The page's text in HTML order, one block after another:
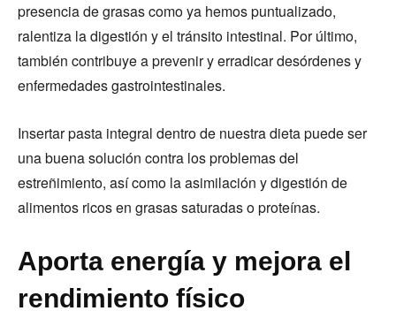
presencia de grasas como ya hemos puntualizado,
ralentiza la digestión y el tránsito intestinal. Por último,
también contribuye a prevenir y erradicar desórdenes y
enfermedades gastrointestinales.
Insertar pasta integral dentro de nuestra dieta puede ser
una buena solución contra los problemas del
estreñimiento, así como la asimilación y digestión de
alimentos ricos en grasas saturadas o proteínas.
Aporta energía y mejora el
rendimiento físico